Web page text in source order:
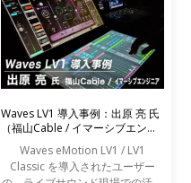
Waves LV1 導入事例：出原 亮 氏
（福山Cable / イマーシブエンジ
Waves eMotion LV1 / LV1
Classic を導入されたユーザー